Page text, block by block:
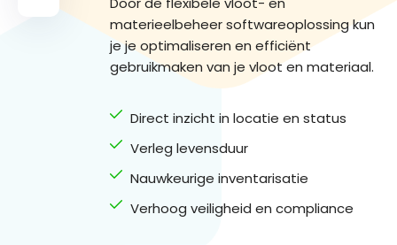
materieelbeheer softwareoplossing kun
je je optimaliseren en efficiënt
gebruikmaken van je vloot en materiaal.
Direct inzicht in locatie en status
Verleg levensduur
Nauwkeurige inventarisatie
Verhoog veiligheid en compliance